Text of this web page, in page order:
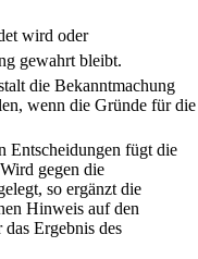
wird oder
gewahrt bleibt.
die Bekanntmachung
wenn die Gründe für die
Entscheidungen fügt die
gegen die
so ergänzt die
Hinweis auf den
Ergebnis des